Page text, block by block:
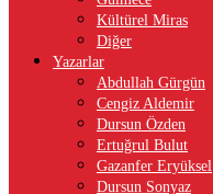
Kültürel Miras
Diğer
Yazarlar
Abdullah Gürgün
Cengiz Aldemir
Dursun Özden
Ertuğrul Bulut
Gazanfer Eryüksel
Dursun Sonyaz